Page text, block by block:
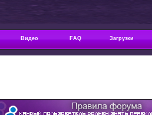
Видео FAQ Загрузки